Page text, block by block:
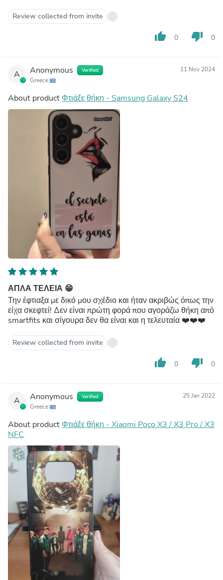
Review collected from invite
thumb_up 0 thumb_down 0
A Anonymous Verified
Greece
11 Nov 2024
About product Φτιάξε θήκη - Samsung Galaxy S24
ΑΠΛΑ ΤΕΛΕΙΑ 😁
Την έφτιαξα με δικό μου σχέδιο και ήταν ακριβώς όπως την
είχα σκεφτεί! Δεν είναι πρώτη φορά που αγοράζω θήκη από
smartfits και σίγουρα δεν θα είναι και η τελευταία ❤️❤️❤️
Review collected from invite
thumb_up 0 thumb_down 0
A Anonymous Verified
Greece
25 Jan 2022
About product Φτιάξε θήκη - Xiaomi Poco X3 / X3 Pro / X3
NFC